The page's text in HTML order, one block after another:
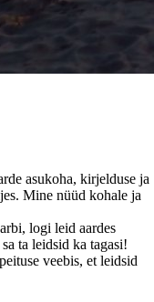
asukoha, kirjelduse ja
Mine nüüd kohale ja
logi leid aardes
ta leidsid ka tagasi!
veebis, et leidsid